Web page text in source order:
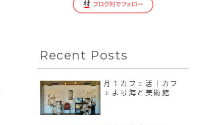
Recent Posts
月１カフェ活｜カフ
ェより海と美術館